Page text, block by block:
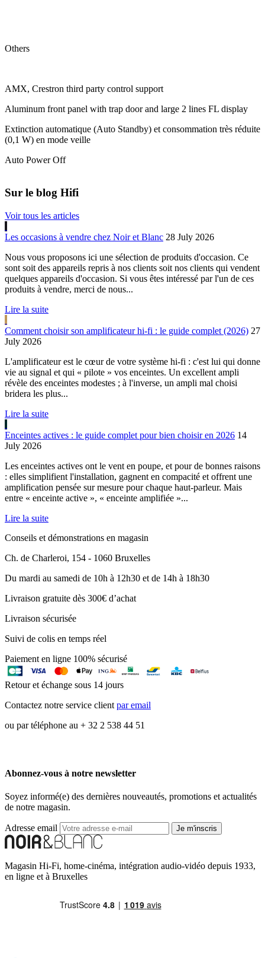
Others
AMX, Crestron third party control support
Aluminum front panel with trap door and large 2 lines FL display
Extinction automatique (Auto Standby) et consommation très réduite
(0,1 W) en mode veille
Auto Power Off
Sur le blog Hifi
Voir tous les articles
Les occasions à vendre chez Noir et Blanc 28 July 2026
Nous vous proposons ici une sélection de produits d'occasion. Ce
sont soit des appareils repris à nos clients soit nos clients qui vendent
quelques appareils d'occasion. Si vous êtes intéressé par l'un de ces
produits à vendre, merci de nous...
Lire la suite
Comment choisir son amplificateur hi-fi : le guide complet (2026) 27
July 2026
L'amplificateur est le cœur de votre système hi-fi : c'est lui qui donne
vie au signal et qui « pilote » vos enceintes. Un excellent ampli
révèle des enceintes modestes ; à l'inverse, un ampli mal choisi
bridera les plus...
Lire la suite
Enceintes actives : le guide complet pour bien choisir en 2026 14
July 2026
Les enceintes actives ont le vent en poupe, et pour de bonnes raisons
: elles simplifient l'installation, gagnent en compacité et offrent une
amplification pensée sur mesure pour chaque haut-parleur. Mais
entre « enceinte active », « enceinte amplifiée »...
Lire la suite
Conseils et démonstrations en magasin
Ch. de Charleroi, 154 - 1060 Bruxelles
Du mardi au samedi de 10h à 12h30 et de 14h à 18h30
Livraison gratuite dès 300€ d’achat
Livraison sécurisée
Suivi de colis en temps réel
Paiement en ligne 100% sécurisé
Retour et échange sous 14 jours
Contactez notre service clientpar email
ou par téléphone au + 32 2 538 44 51
Abonnez-vous à notre newsletter
Soyez informé(e) des dernières nouveautés, promotions et actualités
de notre magasin.
Adresse email Je m'inscris
Magasin Hi-Fi, home-cinéma, intégration audio-vidéo depuis 1933,
en ligne et à Bruxelles